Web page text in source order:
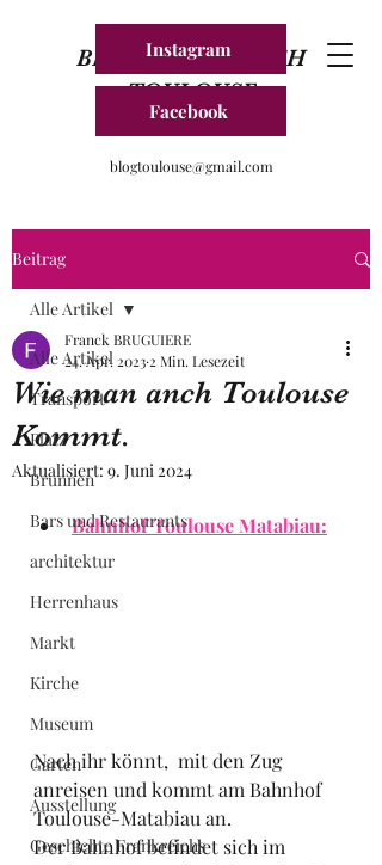
BLOG FRANKREICH
TOULOUSE
Instagram
Facebook
blogtoulouse@gmail.com
Beitrag
Alle Artikel
Transport
Platz
Brunnen
Bars und Restaurants
architektur
Herrenhaus
Markt
Kirche
Museum
Garten
Ausstellung
Geschichte Frankreichs
Alle Artikel
Wie man anch Toulouse
Kommt.
Franck BRUGUIERE
24. Apr. 2023 2 Min. Lesezeit
Aktualisiert: 9. Juni 2024
Bahnhof Toulouse Matabiau:
Nach ihr könnt,  mit den Zug
anreisen und kommt am Bahnhof
Toulouse-Matabiau an.
Der Bahnhof befindet sich im